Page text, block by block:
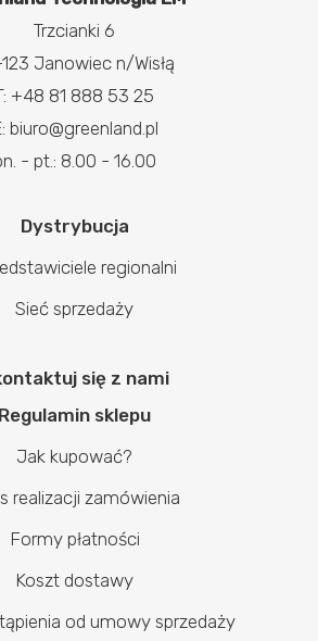
Trzcianki 6
Janowiec n/Wisłą
+48 81 888 53 25
biuro@greenland.pl
- pt.: 8.00 - 16.00
Dystrybucja
regionalni
Sieć sprzedaży
się z nami
Regulamin sklepu
Jak kupować?
realizacji zamówienia
Formy płatności
Koszt dostawy
od umowy sprzedaży